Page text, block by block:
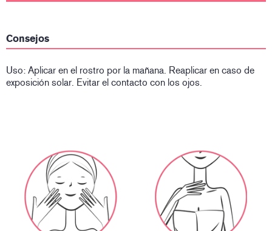
Consejos
Uso: Aplicar en el rostro por la mañana. Reaplicar en caso de
exposición solar. Evitar el contacto con los ojos.